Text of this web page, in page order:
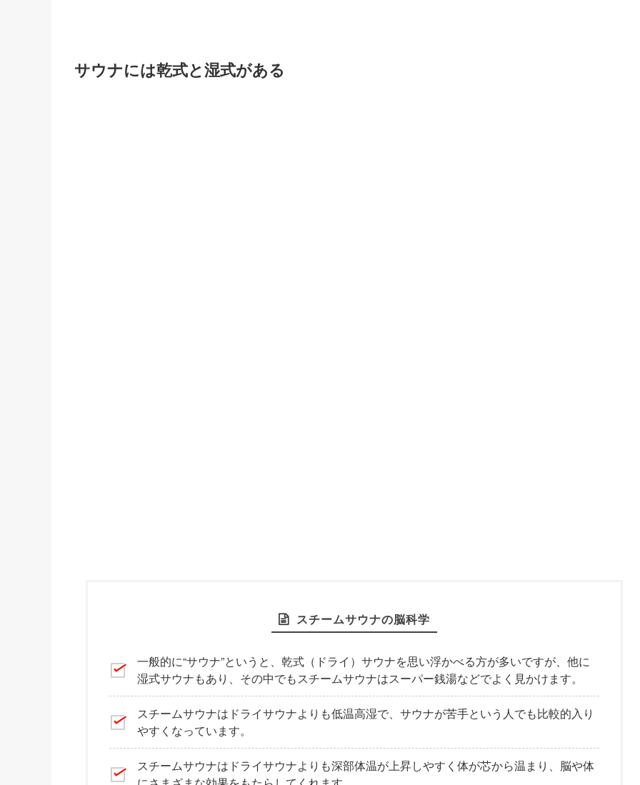
サウナには乾式と湿式がある
スチームサウナの脳科学
一般的に“サウナ”というと、乾式（ドライ）サウナを思い浮かべる方が多いですが、他に
湿式サウナもあり、その中でもスチームサウナはスーパー銭湯などでよく見かけます。
スチームサウナはドライサウナよりも低温高湿で、サウナが苦手という人でも比較的入り
やすくなっています。
スチームサウナはドライサウナよりも深部体温が上昇しやすく体が芯から温まり、脳や体